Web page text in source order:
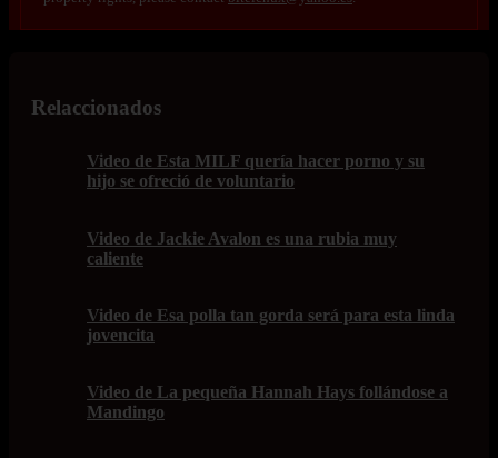
Relaccionados
Video de Esta MILF quería hacer porno y su
hijo se ofreció de voluntario
Video de Jackie Avalon es una rubia muy
caliente
Video de Esa polla tan gorda será para esta linda
jovencita
Video de La pequeña Hannah Hays follándose a
Mandingo